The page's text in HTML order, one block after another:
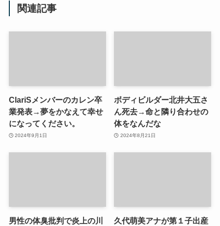
関連記事
ClariSメンバーのカレン卒
業発表→夢をかなえて幸せ
になってください。
2024年9月1日
ボディビルダー北井大五さ
ん死去→命と隣り合わせの
体をなんだな
2024年8月21日
男性の体臭批判で炎上の川
久代萌美アナが第１子出産